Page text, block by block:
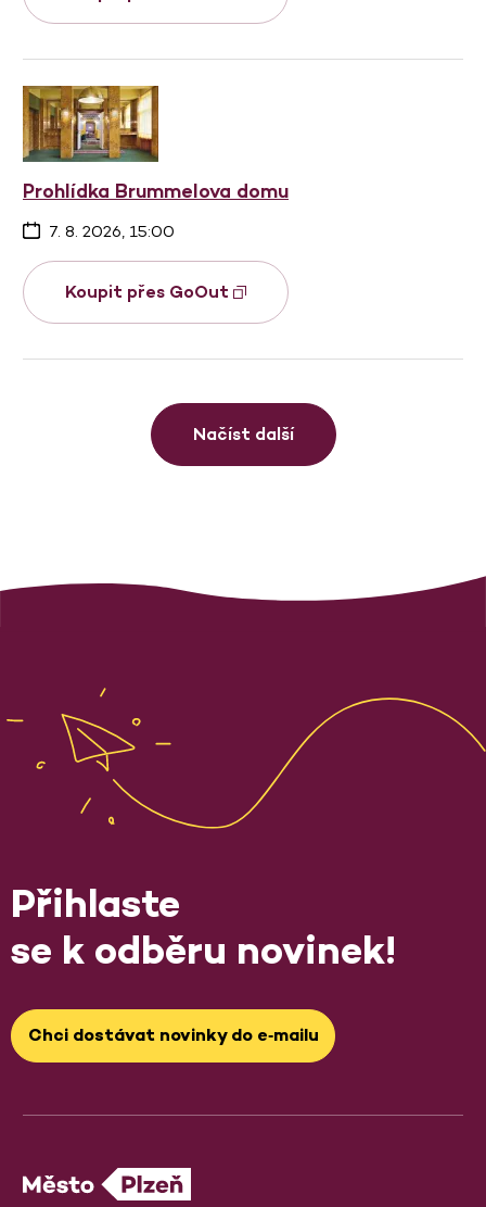
Prohlídka Brummelova domu
7. 8. 2026, 15:00
Koupit přes GoOut
Načíst další
Přihlaste
se k odběru novinek!
Chci dostávat novinky do e‑mailu